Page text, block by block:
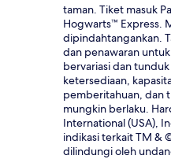
taman. Tiket masuk
Hogwarts™ Express.
dipindahtangankan.
dan penawaran
bervariasi dan
ketersediaan,
pemberitahuan, dan
mungkin berlaku.
International (USA),
indikasi terkait TM &
dilindungi oleh